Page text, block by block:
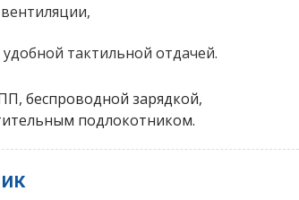
тактильной отдачей.
беспроводной зарядкой,
подлокотником.